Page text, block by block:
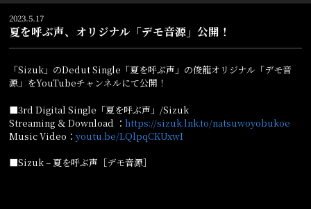
2023.5.17
夏を呼ぶ声、オリジナル「デモ音源」公開！
「Sizuk」のDedut Single「夏を呼ぶ声」の俊龍オリジナル「デモ音
源」をYouTubeチャンネルにて公開！
■3rd Digital Single「夏を呼ぶ声」/Sizuk
Streaming ＆ Download ：https://sizuk.lnk.to/natsuwoyobukoe
Music Video：youtu.be/LQlpqCKUxwI
■Sizuk – 夏を呼ぶ声［デモ音源］